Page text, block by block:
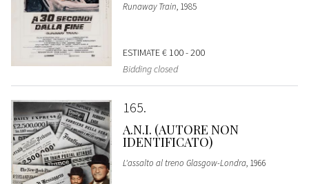
Runaway Train, 1985
ESTIMATE€ 100 - 200
Bidding closed
165
A.N.I. (AUTORE NON
IDENTIFICATO)
L'assalto al treno Glasgow-Londra, 1966